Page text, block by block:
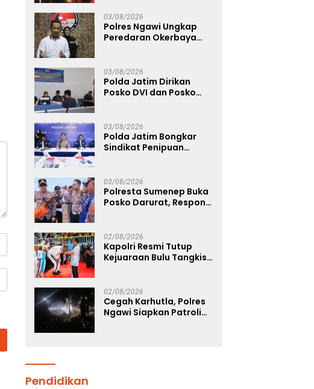
Percaya Hoaks
03/08/2026
Polres Ngawi Ungkap
Peredaran Okerbaya
03/08/2026
Polda Jatim Dirikan
Posko DVI dan Posko
Sentosa II
03/08/2026
Polda Jatim Bongkar
Sindikat Penipuan
Warga Binaan Lapas
Diamankan
03/08/2026
Polresta Sumenep Buka
Posko Darurat, Respon
Mutiara Sentosa 2
02/08/2026
Kapolri Resmi Tutup
Kejuaraan Bulu Tangkis
Polri Dukung Prestasi
Atlet Nasional
02/08/2026
Cegah Karhutla, Polres
Ngawi Siapkan Patroli
Pendidikan